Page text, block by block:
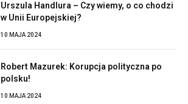
Urszula Handlura – Czy wiemy, o co chodzi
w Unii Europejskiej?
10 MAJA 2024
Robert Mazurek: Korupcja polityczna po
polsku!
10 MAJA 2024